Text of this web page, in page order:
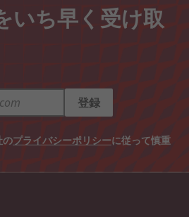
いち早く受け取
登録
のプライバシーポリシーに従って慎重